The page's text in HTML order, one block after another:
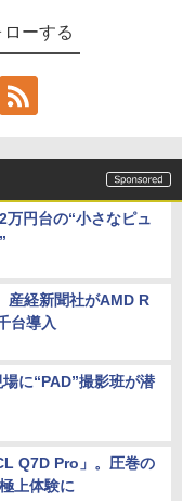
ーする
万円台の“小さなピュ
産経新聞社がAMD R
台導入
に“PAD”撮影班が潜
Q7D Pro」。圧巻の
上体験に